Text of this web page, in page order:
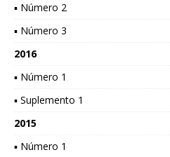
▪ Número 2
▪ Número 3
2016
▪ Número 1
▪ Suplemento 1
2015
▪ Número 1